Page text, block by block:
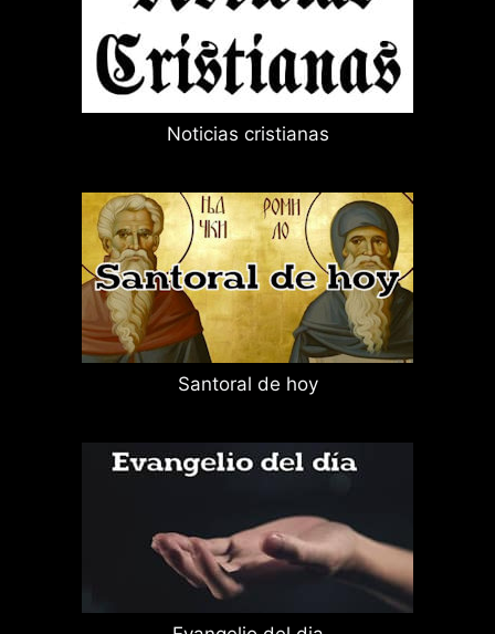
Noticias cristianas
Santoral de hoy